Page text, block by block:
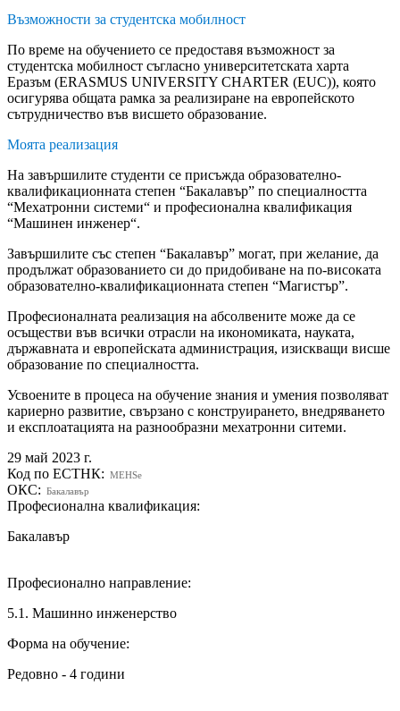
Възможности за студентска мобилност
По време на обучението се предоставя възможност за
студентска мобилност съгласно университетската харта
Еразъм (ERASMUS UNIVERSITY CHARTER (EUC)), която
осигурява общата рамка за реализиране на европейското
сътрудничество във висшето образование.
Моята реализация
На завършилите студенти се присъжда образователно-
квалификационната степен “Бакалавър” по специалността
“Мехатронни системи“ и професионална квалификация
“Машинен инженер“.
Завършилите със степен “Бакалавър” могат, при желание, да
продължат образованието си до придобиване на по-високата
образователно-квалификационната степен “Магистър”.
Професионалната реализация на абсолвените може да се
осъществи във всички отрасли на икономиката, науката,
държавната и европейската администрация, изискващи висше
образование по специалността.
Усвоените в процеса на обучение знания и умения позволяват
кариерно развитие, свързано с конструирането, внедряването
и експлоатацията на разнообразни мехатронни ситеми.
29 май 2023 г.
Код по ЕСТНК: MEHSe
ОКС: Бакалавър
Професионална квалификация:
Бакалавър
Професионално направление:
5.1. Машинно инженерство
Форма на обучение:
Редовно - 4 години